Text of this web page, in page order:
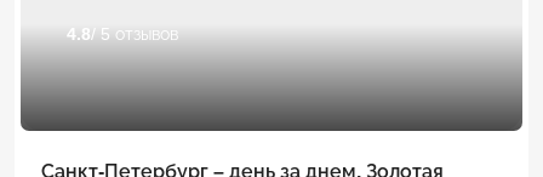
4.8/ 5 отзывов
Санкт-Петербург – день за днем. Золотая